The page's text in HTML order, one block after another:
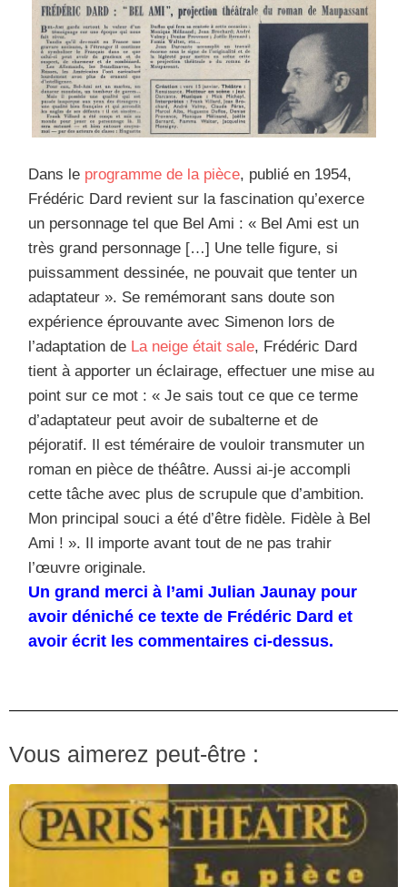
Dans le programme de la pièce, publié en 1954,
Frédéric Dard revient sur la fascination qu’exerce
un personnage tel que Bel Ami : « Bel Ami est un
très grand personnage […] Une telle figure, si
puissamment dessinée, ne pouvait que tenter un
adaptateur ». Se remémorant sans doute son
expérience éprouvante avec Simenon lors de
l’adaptation de La neige était sale, Frédéric Dard
tient à apporter un éclairage, effectuer une mise au
point sur ce mot : « Je sais tout ce que ce terme
d’adaptateur peut avoir de subalterne et de
péjoratif. Il est téméraire de vouloir transmuter un
roman en pièce de théâtre. Aussi ai-je accompli
cette tâche avec plus de scrupule que d’ambition.
Mon principal souci a été d’être fidèle. Fidèle à Bel
Ami ! ». Il importe avant tout de ne pas trahir
l’œuvre originale.
Un grand merci à l’ami Julian Jaunay pour
avoir déniché ce texte de Frédéric Dard et
avoir écrit les commentaires ci-dessus.
Vous aimerez peut-être :